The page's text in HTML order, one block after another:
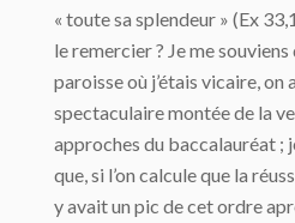
« toute sa splendeur » (Ex
le remercier ? Je me
paroisse où j’étais vicaire, on
spectaculaire montée de la
approches du baccalauréat ;
que, si l’on calcule que la
y avait un pic de cet ordre